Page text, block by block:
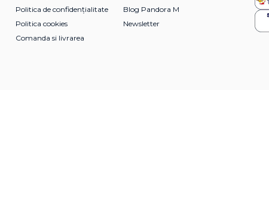
Politica de confidențialitate
Politica cookies
Comanda si livrarea
Blog Pandora M
Newsletter